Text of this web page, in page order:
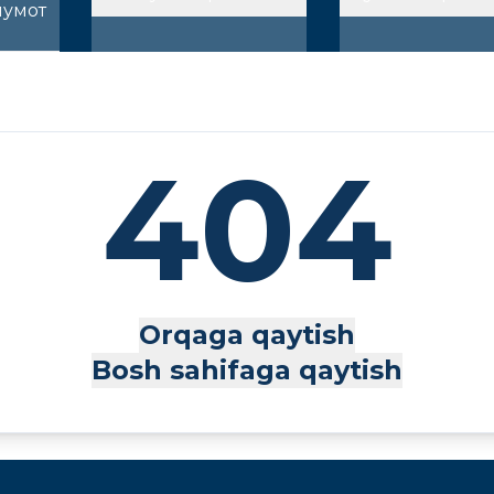
404
Orqaga qaytish
Bosh sahifaga qaytish